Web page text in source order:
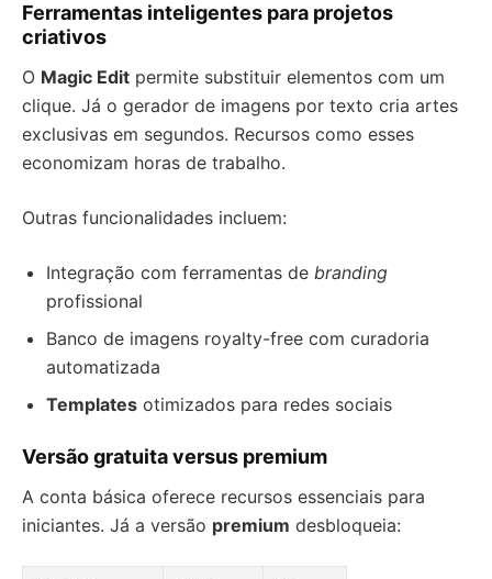
Ferramentas inteligentes para projetos
criativos
O Magic Edit permite substituir elementos com um
clique. Já o gerador de imagens por texto cria artes
exclusivas em segundos. Recursos como esses
economizam horas de trabalho.
Outras funcionalidades incluem:
Integração com ferramentas de branding
profissional
Banco de imagens royalty-free com curadoria
automatizada
Templates otimizados para redes sociais
Versão gratuita versus premium
A conta básica oferece recursos essenciais para
iniciantes. Já a versão premium desbloqueia: